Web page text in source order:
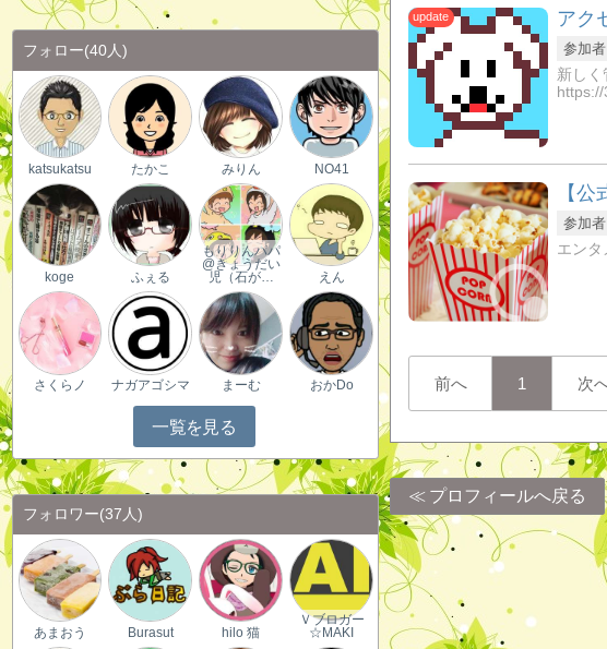
アク
参加者
新しく
【
参加
エン
前へ 1 次
プロフィールへ戻る
フォロー(40人)
katsukatsu たかこ みりん NO41
koge ふぇる
もりりんパパ
@きょうだい
児（石が…
えん
さくらノ ナガアゴシマ まーむ おかDo
一覧を見る
フォロワー(37人)
あまおう Burasut hilo 猫
Ｖブロガー
☆MAKI